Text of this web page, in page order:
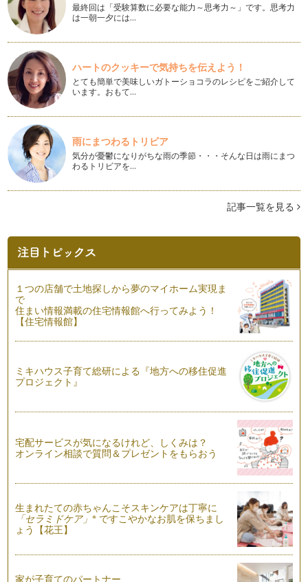
和菓子で春を楽しむデザートプレート
ひな祭りや春分、お花見の季節など、和菓子を食す春の行事に
おススメ！ 和菓子のデザー…
バレンタインに可愛いデザートプレート
コンビニスイーツでも、盛り付けでオシャレなデザートに変
身！ バレンタインのデザート…
簡単かわいい節分カップケーキ
節分のキッズパーティーにおススメ、鬼さんカップケーキのご
紹介です。 クリ…
ホットケーキミックスで簡単ふわふわマフィン
ホットケーキミックスで作る、ふわふわマフィン。 このまま
ケーキを可愛く盛り付けたデザートプレートで、クリスマスの
食卓を演出してみませんか？ …
パーティーにおすすめ！可愛いペーパーナプキンアレンジ
家族とのパーティーやお友だちへのおもてなしにおススメ！
テーブルが華やかになる、ペ…
キッズパーティーにもおすすめ！ 市販のロールケーキを使っ
百均アイテムで簡単ケーキスタンド
テーブルに高さが出て、オシャレなコーディネートになるケー
キスタンド。 あると便利だ…
黒ごまプリンで簡単ハロウィンスタイリング
黒とグレーの色合いが、ハロウィンにぴったり！ 黒ごまプリ
子どもが喜ぶ、可愛いハロウィンスイーツ。 今回は、白玉ぜ
んざ…
今回は、ホットケーキミックスや百均アイテムを使った、子ど
もが喜ぶハロウィンパンケーキの作り…
最終回は「受験算数に必要な能力～思考力～」です。思考力
は一朝一夕には…
ハートのクッキーで気持ちを伝えよう！
とても簡単で美味しいガトーショコラのレシピをご紹介して
います。おもて…
雨にまつわるトリビア
気分が憂鬱になりがちな雨の季節・・・そんな日は雨にまつ
わるトリビアを…
記事一覧を見る
１つの店舗で土地探しから夢のマイホーム実現ま
で
住まい情報満載の住宅情報館へ行ってみよう！
【住宅情報館】
ミキハウス子育て総研による『地方への移住促進
プロジェクト』
宅配サービスが気になるけれど、しくみは？
オンライン相談で質問＆プレゼントをもらおう
生まれたての赤ちゃんこそスキンケアは丁寧に
「セラミドケア」※ ですこやかなお肌を保ちまし
ょう【花王】
家が子育てのパートナー